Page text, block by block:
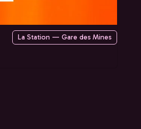
La Station — Gare des Mines